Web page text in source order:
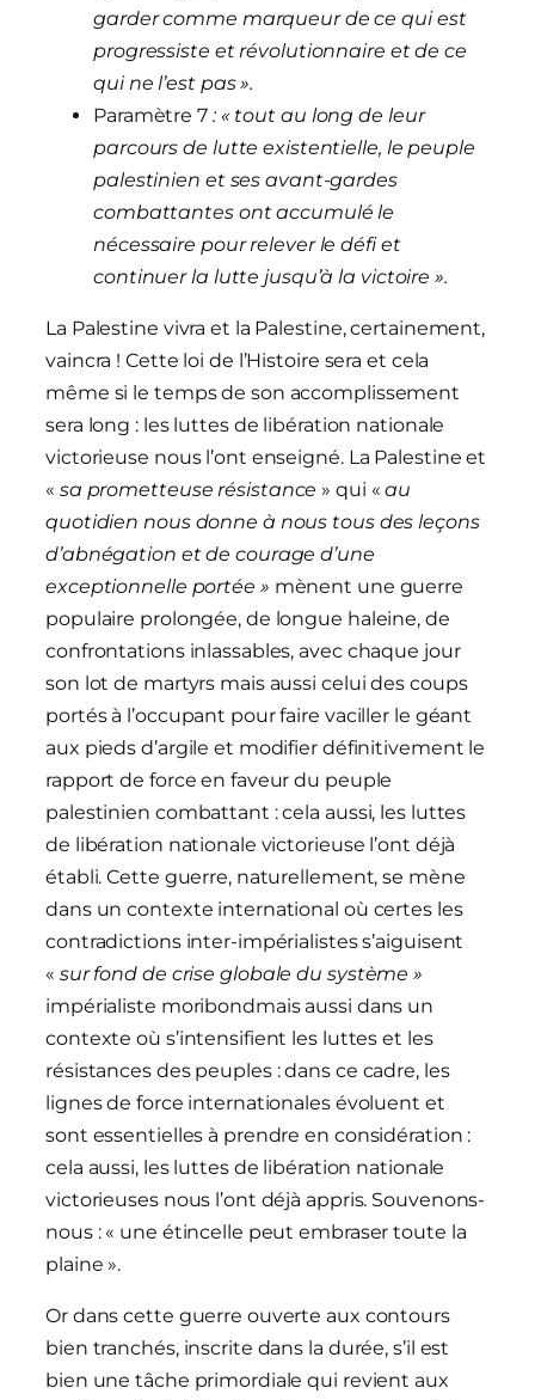
garder comme marqueur de ce qui est
progressiste et révolutionnaire et de ce
qui ne l’est pas ».
Paramètre 7 : « tout au long de leur
parcours de lutte existentielle, le peuple
palestinien et ses avant-gardes
combattantes ont accumulé le
nécessaire pour relever le défi et
continuer la lutte jusqu’à la victoire ».
La Palestine vivra et la Palestine, certainement,
vaincra ! Cette loi de l’Histoire sera et cela
même si le temps de son accomplissement
sera long : les luttes de libération nationale
victorieuse nous l’ont enseigné. La Palestine et
« sa prometteuse résistance » qui «au
quotidien nous donne à nous tous des leçons
d’abnégation et de courage d’une
exceptionnelle portée » mènent une guerre
populaire prolongée, de longue haleine, de
confrontations inlassables, avec chaque jour
son lot de martyrs mais aussi celui des coups
portés à l’occupant pour faire vaciller le géant
aux pieds d’argile et modifier définitivement le
rapport de force en faveur du peuple
palestinien combattant : cela aussi, les luttes
de libération nationale victorieuse l’ont déjà
établi. Cette guerre, naturellement, se mène
dans un contexte international où certes les
contradictions inter-impérialistes s’aiguisent
« sur fond de crise globale du système »
impérialiste moribondmais aussi dans un
contexte où s’intensifient les luttes et les
résistances des peuples : dans ce cadre, les
lignes de force internationales évoluent et
sont essentielles à prendre en considération :
cela aussi, les luttes de libération nationale
victorieuses nous l’ont déjà appris. Souvenons-
nous : « une étincelle peut embraser toute la
plaine ».
Or dans cette guerre ouverte aux contours
bien tranchés, inscrite dans la durée, s’il est
bien une tâche primordiale qui revient aux